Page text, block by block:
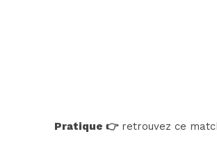
Pratique 👉retrouvez ce